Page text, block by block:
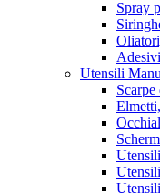
Spray
Utensili